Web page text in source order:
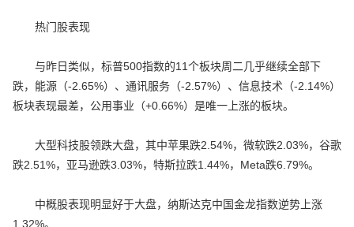
热门股表现
与昨日类似，标普500指数的11个板块周二几乎继续全部下
跌，能源（-2.65%）、通讯服务（-2.57%）、信息技术（-2.14%）
板块表现最差，公用事业（+0.66%）是唯一上涨的板块。
大型科技股领跌大盘，其中苹果跌2.54%，微软跌2.03%，谷歌
跌2.51%，亚马逊跌3.03%，特斯拉跌1.44%，Meta跌6.79%。
中概股表现明显好于大盘，纳斯达克中国金龙指数逆势上涨
1.32%。